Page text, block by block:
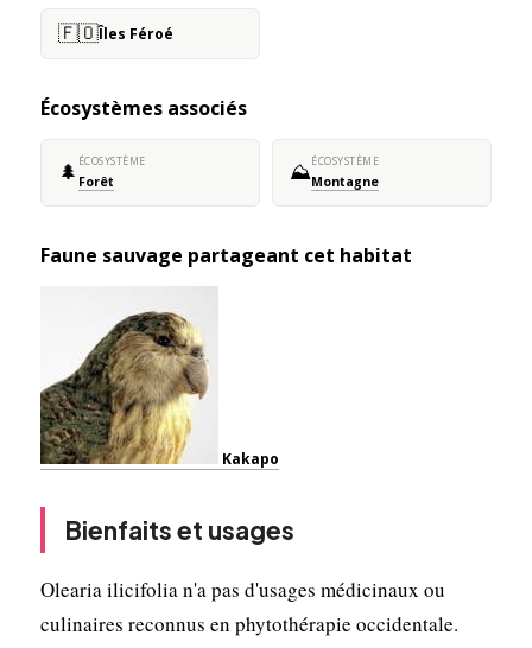
🇫🇴Îles Féroé
Écosystèmes associés
🌲 ÉCOSYSTÈME
Forêt ⛰️ÉCOSYSTÈME
Montagne
Faune sauvage partageant cet habitat
Kakapo
Bienfaits et usages
Olearia ilicifolia n'a pas d'usages médicinaux ou
culinaires reconnus en phytothérapie occidentale.